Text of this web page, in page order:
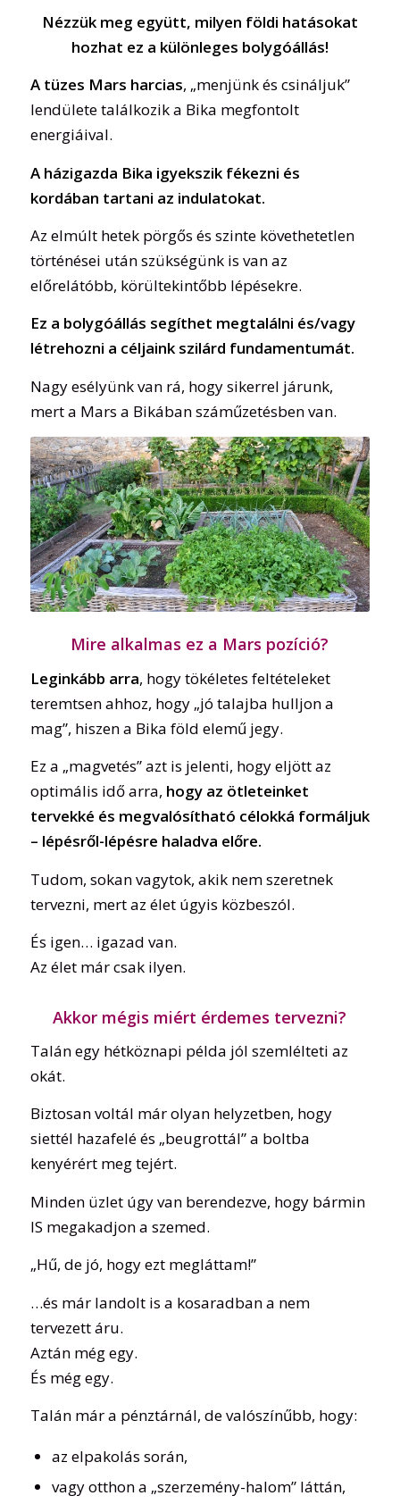
Nézzük meg együtt, milyen földi hatásokat
hozhat ez a különleges bolygóállás!
A tüzes Mars harcias, „menjünk és csináljuk”
lendülete találkozik a Bika megfontolt
energiáival.
A házigazda Bika igyekszik fékezni és
kordában tartani az indulatokat.
Az elmúlt hetek pörgős és szinte követhetetlen
történései után szükségünk is van az
előrelátóbb, körültekintőbb lépésekre.
Ez a bolygóállás segíthet megtalálni és/vagy
létrehozni a céljaink szilárd fundamentumát.
Nagy esélyünk van rá, hogy sikerrel járunk,
mert a Mars a Bikában száműzetésben van.
Mire alkalmas ez a Mars pozíció?
Leginkább arra, hogy tökéletes feltételeket
teremtsen ahhoz, hogy „jó talajba hulljon a
mag”, hiszen a Bika föld elemű jegy.
Ez a „magvetés” azt is jelenti, hogy eljött az
optimális idő arra, hogy az ötleteinket
tervekké és megvalósítható célokká formáljuk
– lépésről-lépésre haladva előre.
Tudom, sokan vagytok, akik nem szeretnek
tervezni, mert az élet úgyis közbeszól.
És igen… igazad van.
Az élet már csak ilyen.
Akkor mégis miért érdemes tervezni?
Talán egy hétköznapi példa jól szemlélteti az
okát.
Biztosan voltál már olyan helyzetben, hogy
siettél hazafelé és „beugrottál” a boltba
kenyérért meg tejért.
Minden üzlet úgy van berendezve, hogy bármin
IS megakadjon a szemed.
„Hű, de jó, hogy ezt megláttam!”
…és már landolt is a kosaradban a nem
tervezett áru.
Aztán még egy.
És még egy.
Talán már a pénztárnál, de valószínűbb, hogy:
az elpakolás során,
vagy otthon a „szerzemény-halom” láttán,